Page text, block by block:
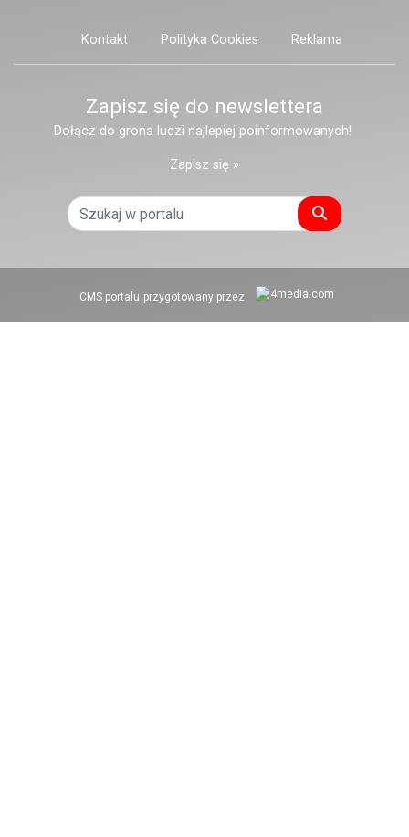
Kontakt Polityka Cookies Reklama
Zapisz się do newslettera
Dołącz do grona ludzi najlepiej poinformowanych!
Zapisz się »
Szukaj
CMS portalu przygotowany przez